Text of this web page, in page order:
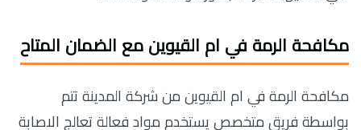
مكافحة الرمة في ام القيوين مع الضمان المتاح
مكافحة الرمة في ام القيوين من شركة المدينة تتم
بواسطة فريق متخصص يستخدم مواد فعالة تعالج الاصابة